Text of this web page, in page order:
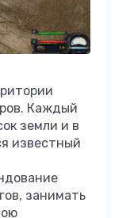
Каждый
земли и в
известный
занимать